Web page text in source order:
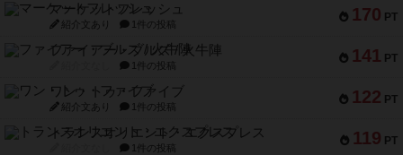
170 PT
マーケットフレッシュ
紹介文あり 1件の投稿
141 PT
ファイアー・ブルズ / 火牛陣
1件の投稿
122 PT
ワン・トゥ・ファイブ
紹介文あり 1件の投稿
119 PT
トランスオリエント・エクスプレス
1件の投稿